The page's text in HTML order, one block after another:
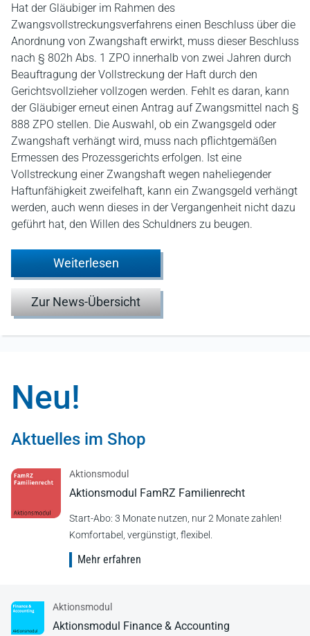
Hat der Gläubiger im Rahmen des
Zwangsvollstreckungsverfahrens einen Beschluss über die
Anordnung von Zwangshaft erwirkt, muss dieser Beschluss
nach § 802h Abs. 1 ZPO innerhalb von zwei Jahren durch
Beauftragung der Vollstreckung der Haft durch den
Gerichtsvollzieher vollzogen werden. Fehlt es daran, kann
der Gläubiger erneut einen Antrag auf Zwangsmittel nach §
888 ZPO stellen. Die Auswahl, ob ein Zwangsgeld oder
Zwangshaft verhängt wird, muss nach pflichtgemäßen
Ermessen des Prozessgerichts erfolgen. Ist eine
Vollstreckung einer Zwangshaft wegen naheliegender
Haftunfähigkeit zweifelhaft, kann ein Zwangsgeld verhängt
werden, auch wenn dieses in der Vergangenheit nicht dazu
geführt hat, den Willen des Schuldners zu beugen.
Weiterlesen
Zur News-Übersicht
Neu!
Aktuelles im Shop
Aktionsmodul
Aktionsmodul FamRZ Familienrecht
Start-Abo: 3 Monate nutzen, nur 2 Monate zahlen!
Komfortabel, vergünstigt, flexibel.
Mehr erfahren
Aktionsmodul
Aktionsmodul Finance & Accounting